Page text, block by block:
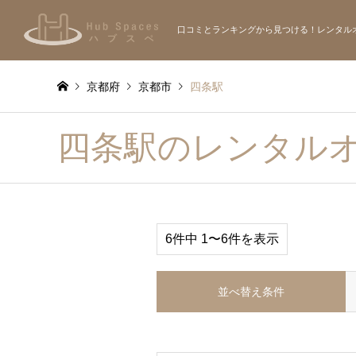
口コミとランキングから見つける！レンタル
京都府 京都市 四条駅
四条駅のレンタル
6件中 1〜6件を表示
並べ替え条件